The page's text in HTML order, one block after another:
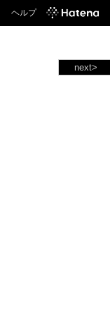
ヘルプ
next>